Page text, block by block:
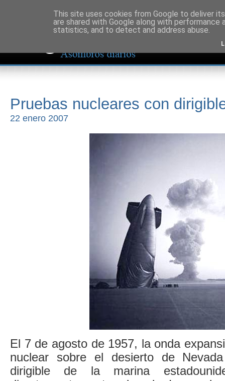
Pruebas nucleares con
22 enero 2007
El 7 de agosto de 1957, la onda
nuclear sobre el desierto de
dirigible de la marina
This site uses cookies from Google to deliver
are shared with Google along with
statistics, and to detect and address abuse.